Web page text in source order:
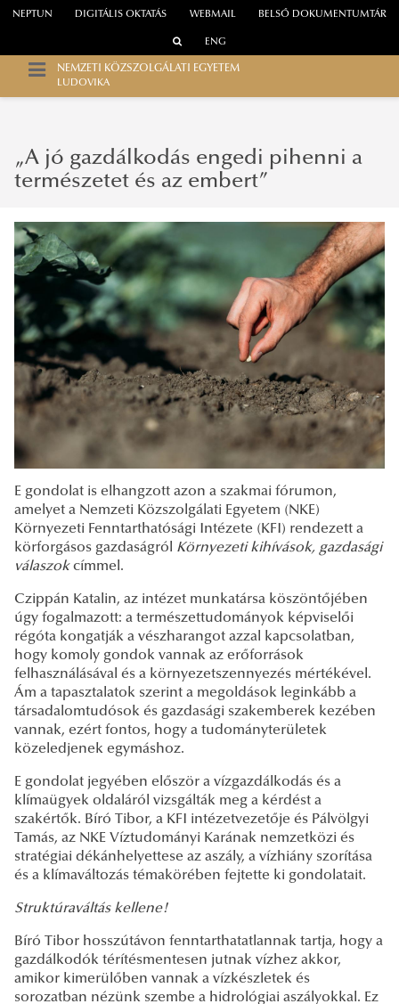
WEBMAIL
NEPTUN DIGITÁLIS OKTATÁS BELSŐ DOKUMENTUMTÁR
ENG
NEMZETI KÖZSZOLGÁLATI EGYETEM
LUDOVIKA
„A jó gazdálkodás engedi pihenni a
természetet és az embert”
E gondolat is elhangzott azon a szakmai fórumon,
amelyet a Nemzeti Közszolgálati Egyetem (NKE)
Környezeti Fenntarthatósági Intézete (KFI) rendezett a
körforgásos gazdaságról Környezeti kihívások, gazdasági
válaszokcímmel.
Czippán Katalin, az intézet munkatársa köszöntőjében
úgy fogalmazott: a természettudományok képviselői
régóta kongatják a vészharangot azzal kapcsolatban,
hogy komoly gondok vannak az erőforrások
felhasználásával és a környezetszennyezés mértékével.
Ám a tapasztalatok szerint a megoldások leginkább a
társadalomtudósok és gazdasági szakemberek kezében
vannak, ezért fontos, hogy a tudományterületek
közeledjenek egymáshoz.
E gondolat jegyében először a vízgazdálkodás és a
klímaügyek oldaláról vizsgálták meg a kérdést a
szakértők. Bíró Tibor, a KFI intézetvezetője és Pálvölgyi
Tamás, az NKE Víztudományi Karának nemzetközi és
stratégiai dékánhelyettese az aszály, a vízhiány szorítása
és a klímaváltozás témakörében fejtette ki gondolatait.
Struktúraváltás kellene!
Bíró Tibor hosszútávon fenntarthatatlannak tartja, hogy a
gazdálkodók térítésmentesen jutnak vízhez akkor,
amikor kimerülőben vannak a vízkészletek és
sorozatban nézünk szembe a hidrológiai aszályokkal. Ez